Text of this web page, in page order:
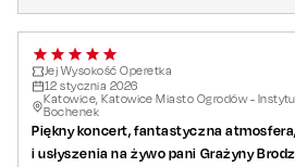
Wykonawcy:
Narratorka:Emilia Czekała
Dyrygent:Marek Czekała
Sopran:Grażyna Brodzińska
Jej Wysokość Operetka
12 stycznia 2026
Katowice, Katowice Miasto Ogrodów -
Bochenek
Piękny koncert, fantastyczna
i usłyszenia na żywo pani Grażyny